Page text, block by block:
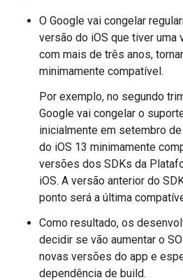
O Google vai congelar
versão do iOS que tiver uma
com mais de três anos,
minimamente compatível.
Por exemplo, no segundo
Google vai congelar o
inicialmente em setembro
do iOS 13 minimamente
versões dos SDKs da
iOS. A versão anterior do
ponto será a última
Como resultado, os
decidir se vão aumentar o
novas versões do app e
dependência de build.